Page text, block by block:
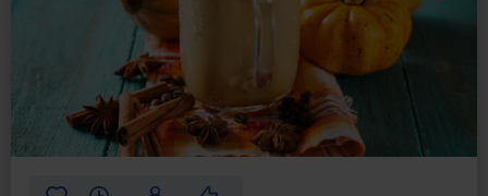
Teraz dodaj ziarna kawy, kakao, resztę wody,
szczyptę soli i czekoladę (najlepiej połam ją na małe
kawałki, by szybciej się rozpuściła).
Cały czas mieszaj i podgrzewaj syrop, aż
się zagotuje. Zdejmij z ognia.
Przecedź syrop, aby odsiać ziarna kawy.